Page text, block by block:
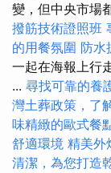
變，但中央市場
撥筋技術證照班
的用餐氛圍 防水
一起在海報上行
... 尋找可靠的養
灣土葬政策，了
味精緻的歐式餐
舒適環境 精美外
清潔，為您打造